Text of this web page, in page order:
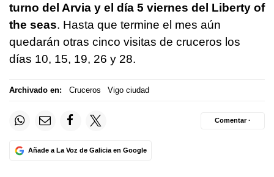
turno del Arvia y el día 5 viernes del Liberty of
the seas. Hasta que termine el mes aún
quedarán otras cinco visitas de cruceros los
días 10, 15, 19, 26 y 28.
Archivado en: Cruceros Vigo ciudad
Añade a La Voz de Galicia en Google
Comentar ·